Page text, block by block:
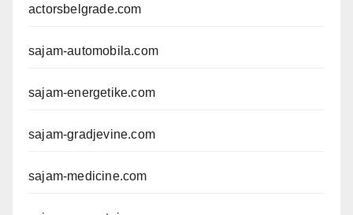
actorsbelgrade.com
sajam-automobila.com
sajam-energetike.com
sajam-gradjevine.com
sajam-medicine.com